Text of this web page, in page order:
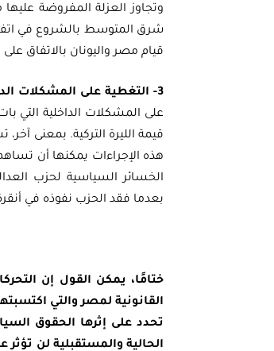
وتجاوز العزلة المفروضة
شرق المتوسط بالشروع في
قيام مصر واليونان بالاتفاق
3- التغطية على المشكلات الداخلية:
على المشكلات الداخلية التي
قيمة الليرة التركية. بمعنى
هذه الإجراءات يمكنها أن
الخسائر السياسية لحزب
بعدما فقد الحزب نفوذه في
ختامًا، يمكن القول إن
القانونية لمصر والتي
تحدد على إثرها الحقوق
الحالية والمستقبلية لن